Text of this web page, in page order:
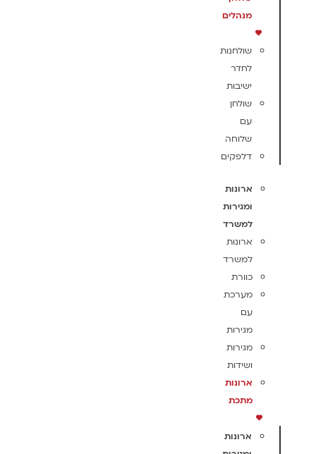
מנהלים
שולחנות
לחדר
ישיבות
שולחן
עם
שלוחה
דלפקים
ארונות
ומגירות
למשרד
ארונות
למשרד
כוורת
מערכת
עם
מגירות
מגירות
ושידות
ארונות
מתכת
ארונות